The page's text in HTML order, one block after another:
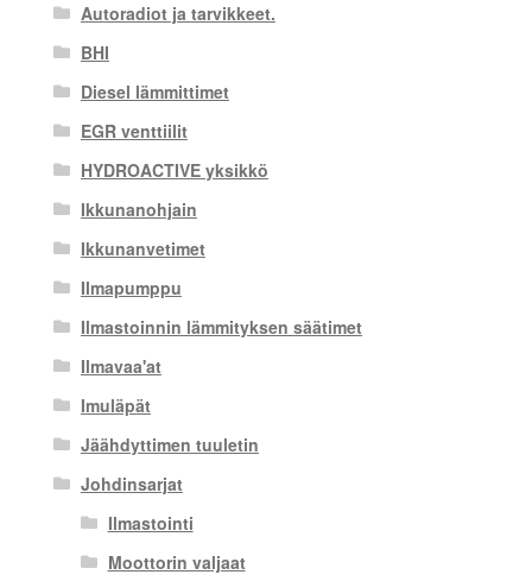
Autoradiot ja tarvikkeet.
BHI
Diesel lämmittimet
EGR venttiilit
HYDROACTIVE yksikkö
Ikkunanohjain
Ikkunanvetimet
Ilmapumppu
Ilmastoinnin lämmityksen säätimet
Ilmavaa'at
Imuläpät
Jäähdyttimen tuuletin
Johdinsarjat
Ilmastointi
Moottorin valjaat